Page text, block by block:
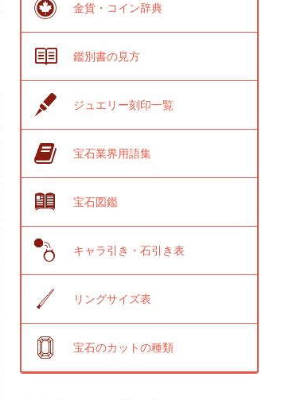
金貨・コイン辞典
鑑別書の見方
ジュエリー刻印一覧
宝石業界用語集
宝石図鑑
キャラ引き・石引き表
リングサイズ表
宝石のカットの種類